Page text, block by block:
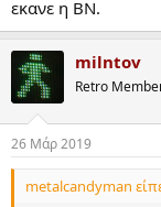
εκανε η BN.
milntov
Retro
26 Μάρ 2019
metalcandyman